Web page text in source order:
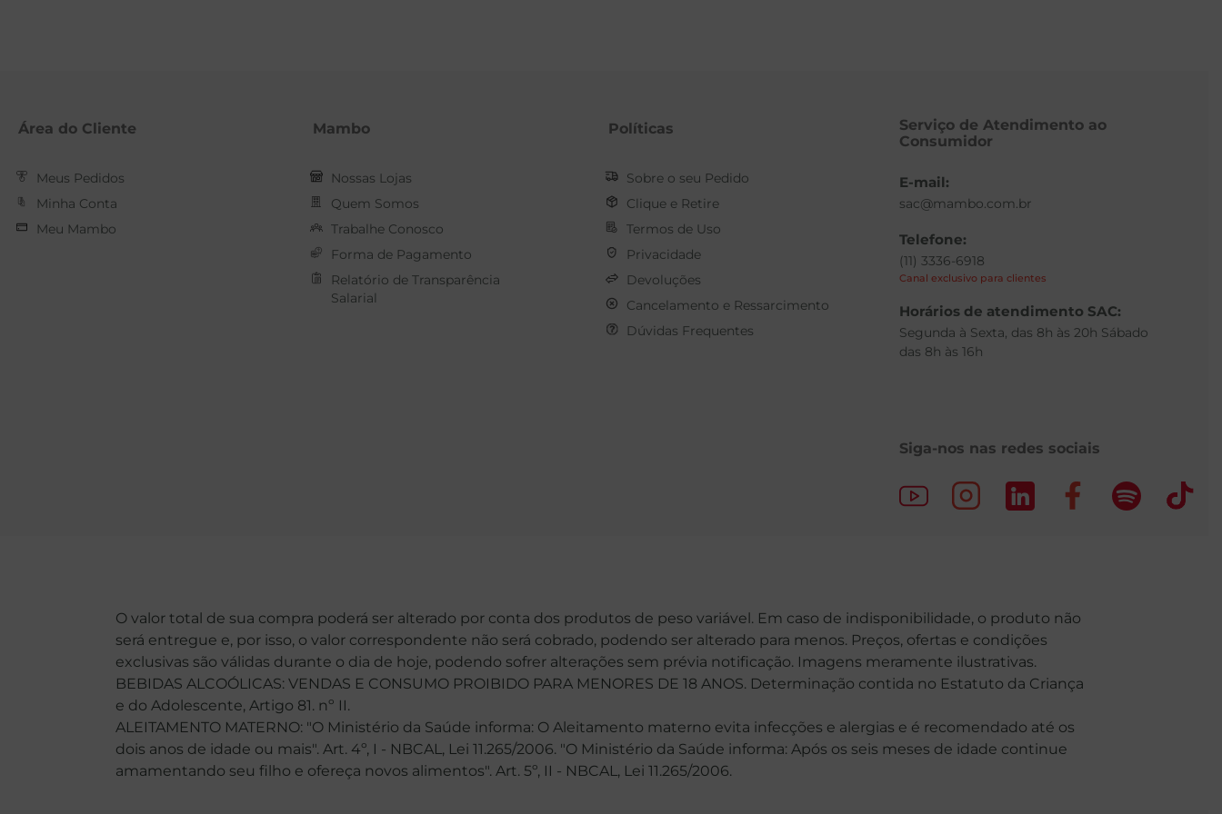
Área do Cliente
Meus Pedidos
Minha Conta
Meu Mambo
Mambo
Nossas Lojas
Quem Somos
Trabalhe Conosco
Forma de Pagamento
Relatório de Transparência
Salarial
Políticas
Sobre o seu Pedido
Clique e Retire
Termos de Uso
Privacidade
Devoluções
Cancelamento e Ressarcimento
Dúvidas Frequentes
Serviço de Atendimento ao
Consumidor
E-mail:
sac@mambo.com.br
Telefone:
(11) 3336-6918
Canal exclusivo para clientes
Horários de atendimento SAC:
Segunda à Sexta, das 8h às 20h Sábado
das 8h às 16h
Siga-nos nas redes sociais
O valor total de sua compra poderá ser alterado por conta dos produtos de peso variável. Em caso de indisponibilidade, o produto não
será entregue e, por isso, o valor correspondente não será cobrado, podendo ser alterado para menos. Preços, ofertas e condições
exclusivas são válidas durante o dia de hoje, podendo sofrer alterações sem prévia notificação. Imagens meramente ilustrativas.
BEBIDAS ALCOÓLICAS: VENDAS E CONSUMO PROIBIDO PARA MENORES DE 18 ANOS. Determinação contida no Estatuto da Criança
e do Adolescente, Artigo 81. nº II.
ALEITAMENTO MATERNO: "O Ministério da Saúde informa: O Aleitamento materno evita infecções e alergias e é recomendado até os
dois anos de idade ou mais". Art. 4º, I - NBCAL, Lei 11.265/2006. "O Ministério da Saúde informa: Após os seis meses de idade continue
amamentando seu filho e ofereça novos alimentos". Art. 5º, II - NBCAL, Lei 11.265/2006.